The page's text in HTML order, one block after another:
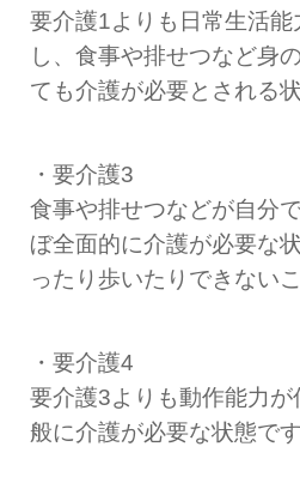
要介護1よりも日常生活
し、食事や排せつなど身
ても介護が必要とされる状
・要介護3
食事や排せつなどが自分
ぼ全面的に介護が必要な
ったり歩いたりできない
・要介護4
要介護3よりも動作能力
般に介護が必要な状態です